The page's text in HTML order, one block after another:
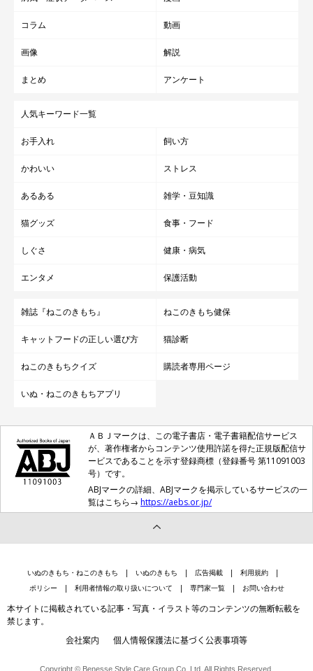
コラム 動画
画像 解説
まとめ アンケート
人気キーワード一覧
お手入れ 飼い方
かわいい ストレス
あるある 雑学・豆知識
猫グッズ 食事・フード
しぐさ 健康・病気
エンタメ 保護活動
雑誌『ねこのきもち』 ねこのきもち健保
キャットフードの正しい選び方 猫診断
ねこのきもちクイズ 購読者専用ページ
いぬ・ねこのきもちアプリ
ＡＢＪマークは、この電子書店・電子書籍配信サービス
が、著作権者からコンテンツ使用許諾を得た正規版配信サ
ービスであることを示す登録商標（登録番号 第11091003
号）です。
ABJマークの詳細、ABJマークを掲示しているサービスの一
覧はこちら→ https://aebs.or.jp/
いぬのきもち・ねこのきもち いぬのきもち 広告掲載
利用規約
ポリシー
利用者情報の取り扱いについて 専門家一覧 お問い合わせ
本サイトに掲載されている記事・写真・イラスト等のコンテンツの無断転載を
禁じます。
会社案内 個人情報保護法に基づく公表事項等
Copyright © Benesse Style Care Group Co.,Ltd. All Rights Reserved.